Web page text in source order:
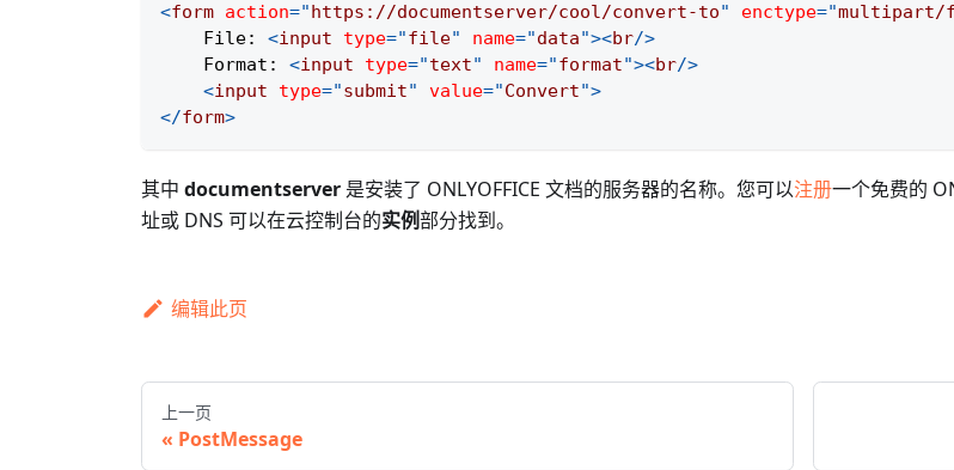
<form action="https://documentserver/cool/convert-to" enctype="multipart/
    File:
<input type="file" name="data"><br/>
    Format:
<input type="text" name="format"><br/>
<input type="submit" value="Convert">
</form>
其中 documentserver 是安装了 ONLYOFFICE 文档的服务器的名称。您可以注册一个免费的
址或 DNS 可以在云控制台的实例部分找到。
编辑此页
上一页
PostMessage